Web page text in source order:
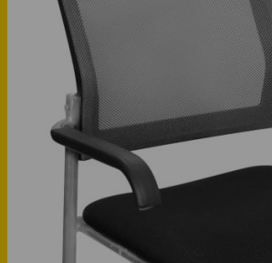
Công trình văn phòng
Công trình nhà ở
Sản phẩm
Văn phòng
Phòng khách
Phòng bếp
Phòng ngủ
Hotline: 0947 323438